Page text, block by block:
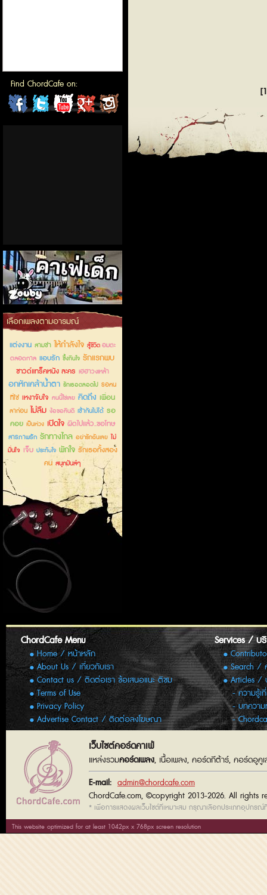
Find ChordCafe on:
ChordCafeChordCafeChordCafeChordCafe
คาเฟ่เด็กลำลูกกา
เลือกเพลงตามอารมณ์
แต่งงาน สามช่า ให้กำลังใจ สู้ชีวิตอมตะ
ตลอดกาล แอบรัก ซึ้งกินใจ รักแรกพบ
ซาวด์แทร็คหนัง ละคร เฮฮาวงเหล้า
อกหักเคล้าน้ำตา รักเธอตลอดไป รอคน
ที่ใช่ เหงาจับใจ คนนี้ใช่เลย คิดถึง เพื่อน
ลาก่อน ไม่ลืม ง้อขอคืนดี เข้ากันไม่ได้ รอ
คอย เป็นห่วง เปิดใจ ผิดไปแล้ว..ขอโทษ
สารภาพรัก รักทางไกล อย่ารักฉันเลย ไม่
มั่นใจ เจ็บ ประทับใจ พักใจ รักเธอทั้งสอง
คน สนุกมันส์ๆ
ChordCafe Menu
Home / หน้าหลัก
About Us / เกี่ยวกับเรา
Contact us / ติดต่อเรา ข้อเสนอแนะ ติชม
Terms of Use
Privacy Policy
Advertise Contact / ติดต่อลงโฆษณา
Services / บ
Search /
Articles /
ความรู้
บทความ
เว็บไซต์คอร์ดคาเฟ่
แหล่งรวมคอร์ดเพลง, เนื้อเพลง, คอร์ดกีต้าร์, คอร์ดอูคู
E-mail: admin@chordcafe.com
ChordCafe.com, ©copyright 2013-2026. All rights
* เพื่อการแสดงผลเว็บไซต์ที่เหมาะสม กรุณาเลือกประเภทอุปกรณ์
This website optimized for at least 1042px x 768px screen resolution